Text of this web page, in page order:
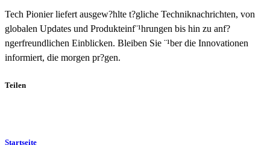
Tech Pionier liefert ausgew?hlte t?gliche Techniknachrichten, von
globalen Updates und Produkteinf¨¹hrungen bis hin zu anf?
ngerfreundlichen Einblicken. Bleiben Sie ¨¹ber die Innovationen
informiert, die morgen pr?gen.
Teilen
Startseite